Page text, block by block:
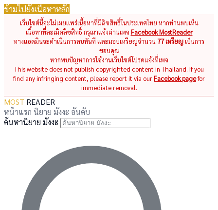
ข้ามไปยังเนื้อหาหลัก
เว็บไซต์นี้จะไม่เผยแพร่เนื้อหาที่มีลิขสิทธิ์ในประเทศไทย หากท่านพบเห็น
เนื้อหาที่ละเมิดลิขสิทธิ์ กรุณาแจ้งผ่านเพจ Facebook MostReader
ทางแอดมินจะดำเนินการลบทันที และมอบเหรียญจำนวน 77 เหรียญเป็นการ
ขอบคุณ
หากพบปัญหาการใช้งานเว็บไซต์โปรดแจ้งที่เพจ
This website does not publish copyrighted content in Thailand. If you
find any infringing content, please report it via ourFacebook pagefor
immediate removal.
MOST READER
หน้าแรก นิยาย มังงะ อันดับ
ค้นหานิยาย มังงะ